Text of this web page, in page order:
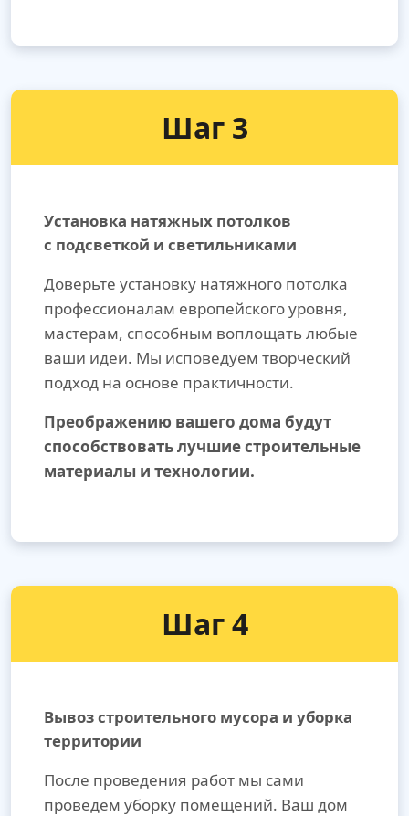
Шаг 3
Установка натяжных потолков
с подсветкой и светильниками
Доверьте установку натяжного потолка
профессионалам европейского уровня,
мастерам, способным воплощать любые
ваши идеи. Мы исповедуем творческий
подход на основе практичности.
Преображению вашего дома будут
способствовать лучшие строительные
материалы и технологии.
Шаг 4
Вывоз строительного мусора и уборка
территории
После проведения работ мы сами
проведем уборку помещений. Ваш дом